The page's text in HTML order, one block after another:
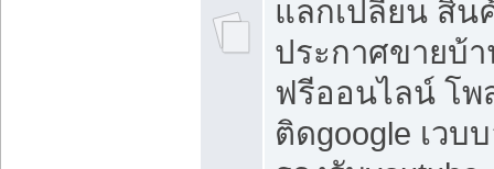
แลกเปลี่ยน สิน
ประกาศขายบ้
ฟรีออนไลน์ โพ
ติดgoogle เวบ